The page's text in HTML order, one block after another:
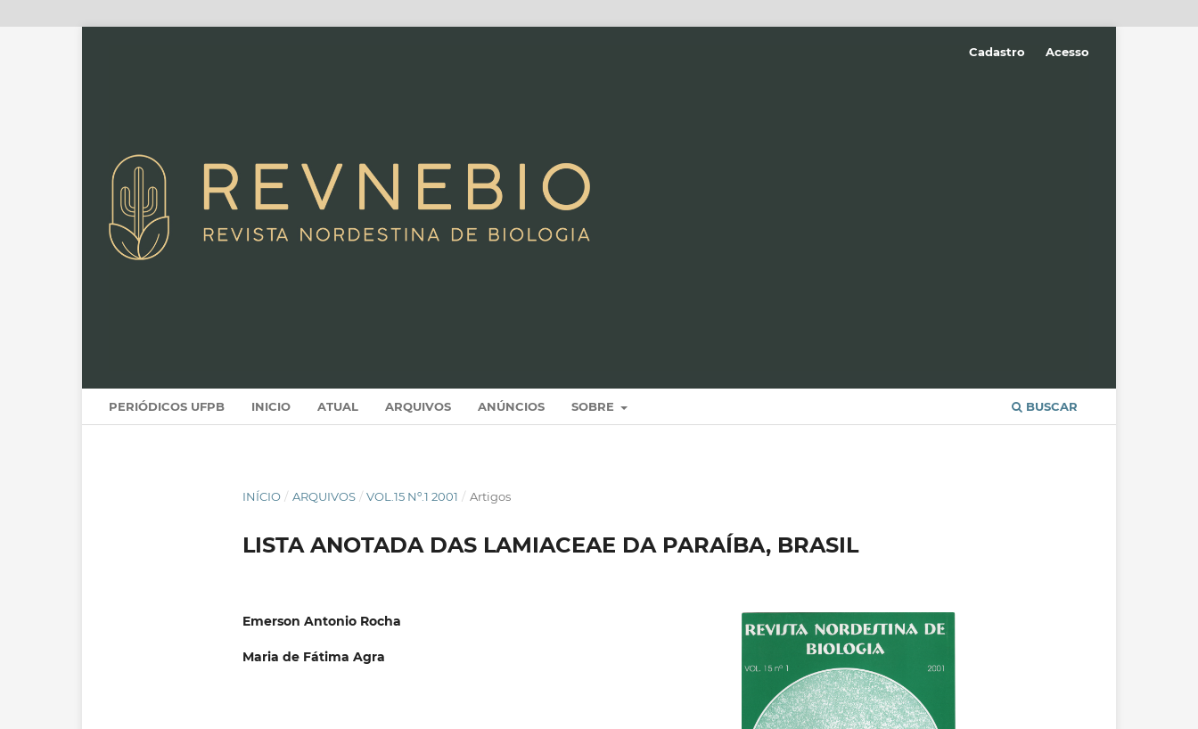
PERIÓDICOS UFPB INICIO ATUAL ARQUIVOS ANÚNCIOS SOBRE BUSCAR
Cadastro Acesso
INÍCIO / ARQUIVOS / VOL.15 Nº.1 2001 / Artigos
LISTA ANOTADA DAS LAMIACEAE DA PARAÍBA, BRASIL
Emerson Antonio Rocha
Maria de Fátima Agra